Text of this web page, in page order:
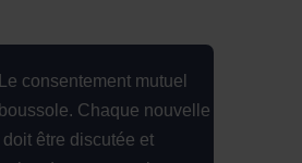
consentement mutuel
Chaque nouvelle
être discutée et